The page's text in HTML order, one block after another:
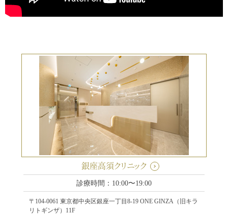
銀座高須クリニック
診療時間：10:00〜19:00
〒104-0061 東京都中央区銀座一丁目8-19 ONE GINZA（旧キラ
リトギンザ）11F